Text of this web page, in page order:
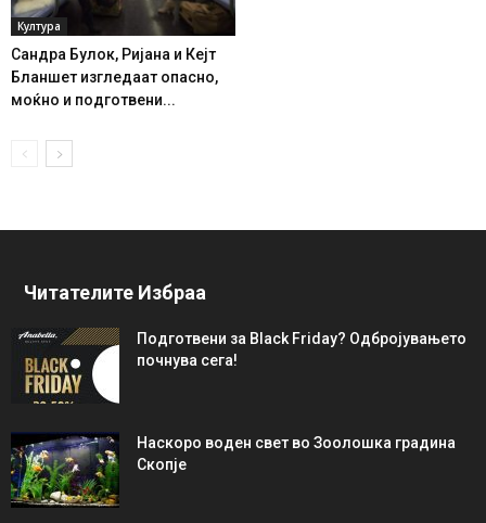
Култура
Сандра Булок, Ријана и Кејт
Бланшет изгледаат опасно,
моќно и подготвени...
Читателите Избраа
Подготвени за Black Friday? Одбројувањето
почнува сега!
Наскоро воден свет во Зоолошка градина
Скопје